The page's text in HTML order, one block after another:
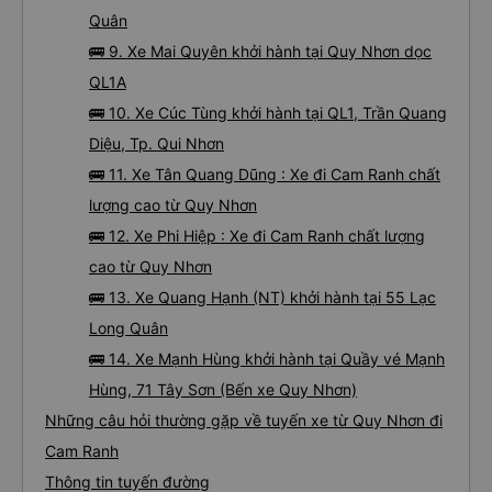
Quân
🚌 9. Xe Mai Quyên khởi hành tại Quy Nhơn dọc
QL1A
🚌 10. Xe Cúc Tùng khởi hành tại QL1, Trần Quang
Diệu, Tp. Qui Nhơn
🚌 11. Xe Tân Quang Dũng : Xe đi Cam Ranh chất
lượng cao từ Quy Nhơn
🚌 12. Xe Phi Hiệp : Xe đi Cam Ranh chất lượng
cao từ Quy Nhơn
🚌 13. Xe Quang Hạnh (NT) khởi hành tại 55 Lạc
Long Quân
🚌 14. Xe Mạnh Hùng khởi hành tại Quầy vé Mạnh
Hùng, 71 Tây Sơn (Bến xe Quy Nhơn)
Những câu hỏi thường gặp về tuyến xe từ Quy Nhơn đi
Cam Ranh
Thông tin tuyến đường